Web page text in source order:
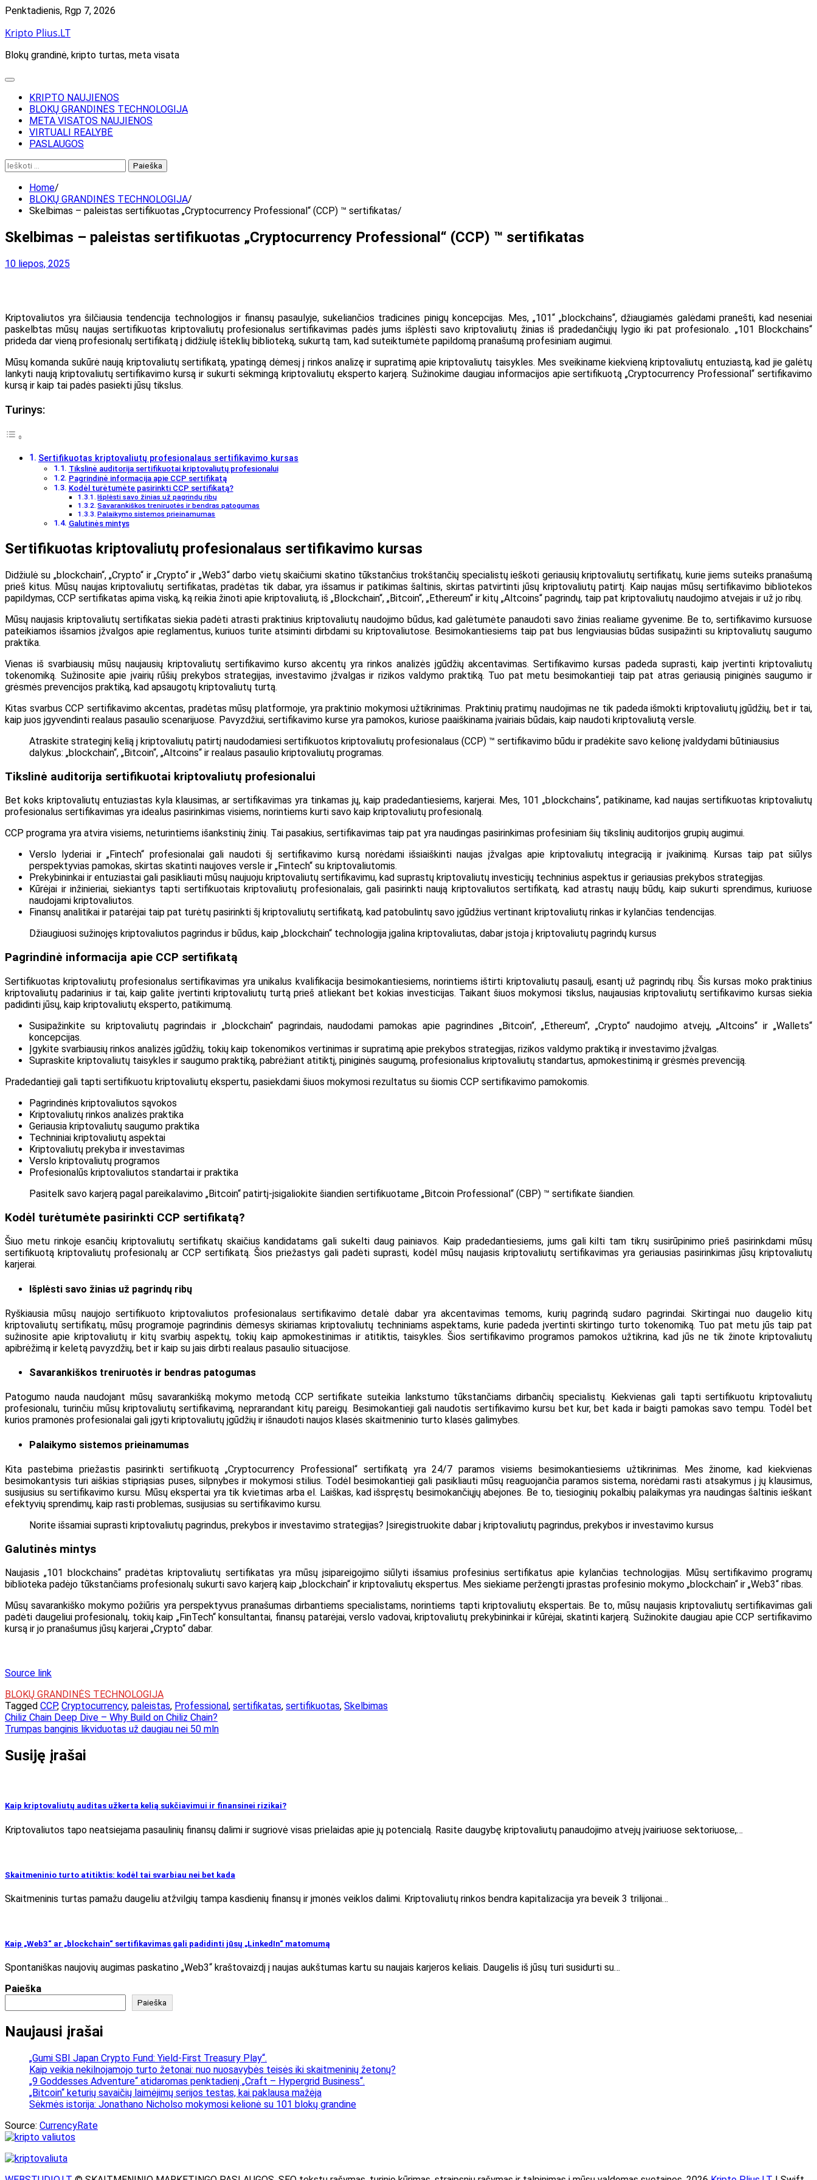
Skip
content
Penktadienis, Rgp 7, 2026
Kripto Plius.LT
Blokų grandinė, kripto turtas, meta visata
KRIPTO NAUJIENOS
BLOKŲ GRANDINĖS TECHNOLOGIJA
META VISATOS NAUJIENOS
VIRTUALI REALYBĖ
PASLAUGOS
Ieškoti:
Home
BLOKŲ GRANDINĖS TECHNOLOGIJA
Skelbimas – paleistas sertifikuotas „Cryptocurrency Professional“ (CCP) ™ sertifikatas
Skelbimas – paleistas sertifikuotas „Cryptocurrency Professional“ (CCP) ™ sertifikatas
10 liepos, 2025
Kriptovaliutos yra šilčiausia tendencija technologijos ir finansų pasaulyje, sukeliančios tradicines pinigų koncepcijas. Mes, „101“ „blockchains“, džiaugiamės galėdami pranešti, kad neseniai
paskelbtas mūsų naujas sertifikuotas kriptovaliutų profesionalus sertifikavimas padės jums išplėsti savo kriptovaliutų žinias iš pradedančiųjų lygio iki pat profesionalo. „101 Blockchains“
prideda dar vieną profesionalų sertifikatą į didžiulę išteklių biblioteką, sukurtą tam, kad suteiktumėte papildomą pranašumą profesiniam augimui.
Mūsų komanda sukūrė naują kriptovaliutų sertifikatą, ypatingą dėmesį į rinkos analizę ir supratimą apie kriptovaliutų taisykles. Mes sveikiname kiekvieną kriptovaliutų entuziastą, kad jie galėtų
lankyti naują kriptovaliutų sertifikavimo kursą ir sukurti sėkmingą kriptovaliutų eksperto karjerą. Sužinokime daugiau informacijos apie sertifikuotą „Cryptocurrency Professional“ sertifikavimo
kursą ir kaip tai padės pasiekti jūsų tikslus.
Turinys:
Sertifikuotas kriptovaliutų profesionalaus sertifikavimo kursas
Tikslinė auditorija sertifikuotai kriptovaliutų profesionalui
Pagrindinė informacija apie CCP sertifikatą
Kodėl turėtumėte pasirinkti CCP sertifikatą?
Išplėsti savo žinias už pagrindų ribų
Savarankiškos treniruotės ir bendras patogumas
Palaikymo sistemos prieinamumas
Galutinės mintys
Sertifikuotas kriptovaliutų profesionalaus sertifikavimo kursas
Didžiulė su „blockchain“, „Crypto“ ir „Crypto“ ir „Web3“ darbo vietų skaičiumi skatino tūkstančius trokštančių specialistų ieškoti geriausių kriptovaliutų sertifikatų, kurie jiems suteiks pranašumą
prieš kitus. Mūsų naujas kriptovaliutų sertifikatas, pradėtas tik dabar, yra išsamus ir patikimas šaltinis, skirtas patvirtinti jūsų kriptovaliutų patirtį. Kaip naujas mūsų sertifikavimo bibliotekos
papildymas, CCP sertifikatas apima viską, ką reikia žinoti apie kriptovaliutą, iš „Blockchain“, „Bitcoin“, „Ethereum“ ir kitų „Altcoins“ pagrindų, taip pat kriptovaliutų naudojimo atvejais ir už jo ribų.
Mūsų naujasis kriptovaliutų sertifikatas siekia padėti atrasti praktinius kriptovaliutų naudojimo būdus, kad galėtumėte panaudoti savo žinias realiame gyvenime. Be to, sertifikavimo kursuose
pateikiamos išsamios įžvalgos apie reglamentus, kuriuos turite atsiminti dirbdami su kriptovaliutose. Besimokantiesiems taip pat bus lengviausias būdas susipažinti su kriptovaliutų saugumo
praktika.
Vienas iš svarbiausių mūsų naujausių kriptovaliutų sertifikavimo kurso akcentų yra rinkos analizės įgūdžių akcentavimas. Sertifikavimo kursas padeda suprasti, kaip įvertinti kriptovaliutų
tokenomiką. Sužinosite apie įvairių rūšių prekybos strategijas, investavimo įžvalgas ir rizikos valdymo praktiką. Tuo pat metu besimokantieji taip pat atras geriausią piniginės saugumo ir
grėsmės prevencijos praktiką, kad apsaugotų kriptovaliutų turtą.
Kitas svarbus CCP sertifikavimo akcentas, pradėtas mūsų platformoje, yra praktinio mokymosi užtikrinimas. Praktinių pratimų naudojimas ne tik padeda išmokti kriptovaliutų įgūdžių, bet ir tai,
kaip juos įgyvendinti realaus pasaulio scenarijuose. Pavyzdžiui, sertifikavimo kurse yra pamokos, kuriose paaiškinama įvairiais būdais, kaip naudoti kriptovaliutą versle.
Atraskite strateginį kelią į kriptovaliutų patirtį naudodamiesi sertifikuotos kriptovaliutų profesionalaus (CCP) ™ sertifikavimo būdu ir pradėkite savo kelionę įvaldydami būtiniausius
dalykus: „blockchain“, „Bitcoin“, „Altcoins“ ir realaus pasaulio kriptovaliutų programas.
Tikslinė auditorija sertifikuotai kriptovaliutų profesionalui
Bet koks kriptovaliutų entuziastas kyla klausimas, ar sertifikavimas yra tinkamas jų, kaip pradedantiesiems, karjerai. Mes, 101 „blockchains“, patikiname, kad naujas sertifikuotas kriptovaliutų
profesionalus sertifikavimas yra idealus pasirinkimas visiems, norintiems kurti savo kaip kriptovaliutų profesionalą.
CCP programa yra atvira visiems, neturintiems išankstinių žinių. Tai pasakius, sertifikavimas taip pat yra naudingas pasirinkimas profesiniam šių tikslinių auditorijos grupių augimui.
Verslo lyderiai ir „Fintech“ profesionalai gali naudoti šį sertifikavimo kursą norėdami išsiaiškinti naujas įžvalgas apie kriptovaliutų integraciją ir įvaikinimą. Kursas taip pat siūlys
perspektyvias pamokas, skirtas skatinti naujoves versle ir „Fintech“ su kriptovaliutomis.
Prekybininkai ir entuziastai gali pasikliauti mūsų naujuoju kriptovaliutų sertifikavimu, kad suprastų kriptovaliutų investicijų techninius aspektus ir geriausias prekybos strategijas.
Kūrėjai ir inžinieriai, siekiantys tapti sertifikuotais kriptovaliutų profesionalais, gali pasirinkti naują kriptovaliutos sertifikatą, kad atrastų naujų būdų, kaip sukurti sprendimus, kuriuose
naudojami kriptovaliutos.
Finansų analitikai ir patarėjai taip pat turėtų pasirinkti šį kriptovaliutų sertifikatą, kad patobulintų savo įgūdžius vertinant kriptovaliutų rinkas ir kylančias tendencijas.
Džiaugiuosi sužinojęs kriptovaliutos pagrindus ir būdus, kaip „blockchain“ technologija įgalina kriptovaliutas, dabar įstoja į kriptovaliutų pagrindų kursus
Pagrindinė informacija apie CCP sertifikatą
Sertifikuotas kriptovaliutų profesionalus sertifikavimas yra unikalus kvalifikacija besimokantiesiems, norintiems ištirti kriptovaliutų pasaulį, esantį už pagrindų ribų. Šis kursas moko praktinius
kriptovaliutų padarinius ir tai, kaip galite įvertinti kriptovaliutų turtą prieš atliekant bet kokias investicijas. Taikant šiuos mokymosi tikslus, naujausias kriptovaliutų sertifikavimo kursas siekia
padidinti jūsų, kaip kriptovaliutų eksperto, patikimumą.
Susipažinkite su kriptovaliutų pagrindais ir „blockchain“ pagrindais, naudodami pamokas apie pagrindines „Bitcoin“, „Ethereum“, „Crypto“ naudojimo atvejų, „Altcoins“ ir „Wallets“
koncepcijas.
Įgykite svarbiausių rinkos analizės įgūdžių, tokių kaip tokenomikos vertinimas ir supratimą apie prekybos strategijas, rizikos valdymo praktiką ir investavimo įžvalgas.
Supraskite kriptovaliutų taisykles ir saugumo praktiką, pabrėžiant atitiktį, piniginės saugumą, profesionalius kriptovaliutų standartus, apmokestinimą ir grėsmės prevenciją.
Pradedantieji gali tapti sertifikuotu kriptovaliutų ekspertu, pasiekdami šiuos mokymosi rezultatus su šiomis CCP sertifikavimo pamokomis.
Pagrindinės kriptovaliutos sąvokos
Kriptovaliutų rinkos analizės praktika
Geriausia kriptovaliutų saugumo praktika
Techniniai kriptovaliutų aspektai
Kriptovaliutų prekyba ir investavimas
Verslo kriptovaliutų programos
Profesionalūs kriptovaliutos standartai ir praktika
Pasitelk savo karjerą pagal pareikalavimo „Bitcoin“ patirtį-įsigaliokite šiandien sertifikuotame „Bitcoin Professional“ (CBP) ™ sertifikate šiandien.
Kodėl turėtumėte pasirinkti CCP sertifikatą?
Šiuo metu rinkoje esančių kriptovaliutų sertifikatų skaičius kandidatams gali sukelti daug painiavos. Kaip pradedantiesiems, jums gali kilti tam tikrų susirūpinimo prieš pasirinkdami mūsų
sertifikuotą kriptovaliutų profesionalų ar CCP sertifikatą. Šios priežastys gali padėti suprasti, kodėl mūsų naujasis kriptovaliutų sertifikavimas yra geriausias pasirinkimas jūsų kriptovaliutų
karjerai.
Išplėsti savo žinias už pagrindų ribų
Ryškiausia mūsų naujojo sertifikuoto kriptovaliutos profesionalaus sertifikavimo detalė dabar yra akcentavimas temoms, kurių pagrindą sudaro pagrindai. Skirtingai nuo daugelio kitų
kriptovaliutų sertifikatų, mūsų programoje pagrindinis dėmesys skiriamas kriptovaliutų techniniams aspektams, kurie padeda įvertinti skirtingo turto tokenomiką. Tuo pat metu jūs taip pat
sužinosite apie kriptovaliutų ir kitų svarbių aspektų, tokių kaip apmokestinimas ir atitiktis, taisykles. Šios sertifikavimo programos pamokos užtikrina, kad jūs ne tik žinote kriptovaliutų
apibrėžimą ir keletą pavyzdžių, bet ir kaip su jais dirbti realaus pasaulio situacijose.
Savarankiškos treniruotės ir bendras patogumas
Patogumo nauda naudojant mūsų savarankišką mokymo metodą CCP sertifikate suteikia lankstumo tūkstančiams dirbančių specialistų. Kiekvienas gali tapti sertifikuotu kriptovaliutų
profesionalu, turinčiu mūsų kriptovaliutų sertifikavimą, neprarandant kitų pareigų. Besimokantieji gali naudotis sertifikavimo kursu bet kur, bet kada ir baigti pamokas savo tempu. Todėl bet
kurios pramonės profesionalai gali įgyti kriptovaliutų įgūdžių ir išnaudoti naujos klasės skaitmeninio turto klasės galimybes.
Palaikymo sistemos prieinamumas
Kita pastebima priežastis pasirinkti sertifikuotą „Cryptocurrency Professional“ sertifikatą yra 24/7 paramos visiems besimokantiesiems užtikrinimas. Mes žinome, kad kiekvienas
besimokantysis turi aiškias stipriąsias puses, silpnybes ir mokymosi stilius. Todėl besimokantieji gali pasikliauti mūsų reaguojančia paramos sistema, norėdami rasti atsakymus į jų klausimus,
susijusius su sertifikavimo kursu. Mūsų ekspertai yra tik kvietimas arba el. Laiškas, kad išspręstų besimokančiųjų abejones. Be to, tiesioginių pokalbių palaikymas yra naudingas šaltinis ieškant
efektyvių sprendimų, kaip rasti problemas, susijusias su sertifikavimo kursu.
Norite išsamiai suprasti kriptovaliutų pagrindus, prekybos ir investavimo strategijas? Įsiregistruokite dabar į kriptovaliutų pagrindus, prekybos ir investavimo kursus
Galutinės mintys
Naujasis „101 blockchains“ pradėtas kriptovaliutų sertifikatas yra mūsų įsipareigojimo siūlyti išsamius profesinius sertifikatus apie kylančias technologijas. Mūsų sertifikavimo programų
biblioteka padėjo tūkstančiams profesionalų sukurti savo karjerą kaip „blockchain“ ir kriptovaliutų ekspertus. Mes siekiame peržengti įprastas profesinio mokymo „blockchain“ ir „Web3“ ribas.
Mūsų savarankiško mokymo požiūris yra perspektyvus pranašumas dirbantiems specialistams, norintiems tapti kriptovaliutų ekspertais. Be to, mūsų naujasis kriptovaliutų sertifikavimas gali
padėti daugeliui profesionalų, tokių kaip „FinTech“ konsultantai, finansų patarėjai, verslo vadovai, kriptovaliutų prekybininkai ir kūrėjai, skatinti karjerą. Sužinokite daugiau apie CCP sertifikavimo
kursą ir jo pranašumus jūsų karjerai „Crypto“ dabar.
Source link
BLOKŲ GRANDINĖS TECHNOLOGIJA
Tagged CCP, Cryptocurrency, paleistas, Professional , sertifikatas, sertifikuotas, Skelbimas
Navigacija
tarp
įrašų
Chiliz Chain Deep Dive – Why Build on Chiliz Chain?
Trumpas banginis likviduotas už daugiau nei 50 mln
Susiję įrašai
Kaip kriptovaliutų auditas užkerta kelią sukčiavimui ir finansinei rizikai?
Kriptovaliutos tapo neatsiejama pasaulinių finansų dalimi ir sugriovė visas prielaidas apie jų potencialą. Rasite daugybę kriptovaliutų panaudojimo atvejų įvairiuose sektoriuose,…
Skaitmeninio turto atitiktis: kodėl tai svarbiau nei bet kada
Skaitmeninis turtas pamažu daugeliu atžvilgių tampa kasdienių finansų ir įmonės veiklos dalimi. Kriptovaliutų rinkos bendra kapitalizacija yra beveik 3 trilijonai…
Kaip „Web3“ ar „blockchain“ sertifikavimas gali padidinti jūsų „LinkedIn“ matomumą
Spontaniškas naujovių augimas paskatino „Web3“ kraštovaizdį į naujas aukštumas kartu su naujais karjeros keliais. Daugelis iš jūsų turi susidurti su…
Paieška
Paieška
Naujausi įrašai
„Gumi SBI Japan Crypto Fund: Yield-First Treasury Play“.
Kaip veikia nekilnojamojo turto žetonai: nuo nuosavybės teisės iki skaitmeninių žetonų?
„9 Goddesses Adventure“ atidaromas penktadienį „Craft – Hypergrid Business“.
„Bitcoin“ keturių savaičių laimėjimų serijos testas, kai paklausa mažėja
Sėkmės istorija: Jonathano Nicholso mokymosi kelionė su 101 blokų grandine
Source: CurrencyRate